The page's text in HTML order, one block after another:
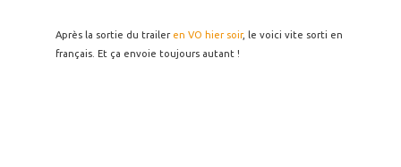
Après la sortie du trailer en VO hier soir, le voici vite sorti en
français. Et ça envoie toujours autant !